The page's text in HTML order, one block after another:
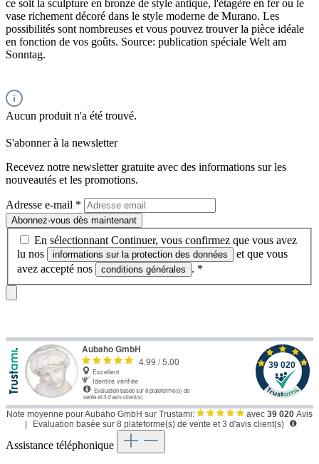
ce soit la sculpture en bronze de style antique, l'étagère en fer ou le
vase richement décoré dans le style moderne de Murano. Les
possibilités sont nombreuses et vous pouvez trouver la pièce idéale
en fonction de vos goûts. Source: publication spéciale Welt am
Sonntag.
Aucun produit n'a été trouvé.
S'abonner à la newsletter
Recevez notre newsletter gratuite avec des informations sur les
nouveautés et les promotions.
Adresse e-mail *
Abonnez-vous dès maintenant
En sélectionnant Continuer, vous confirmez que vous avez
lu nos
informations sur la protection des données
et que vous
avez accepté nos
conditions générales . *
Note moyenne pour Aubaho GmbH sur Trustami: avec 39 020 Avis
Evaluation basée sur 8 plateforme(s) de vente et 3 d'avis client(s)
Assistance téléphonique